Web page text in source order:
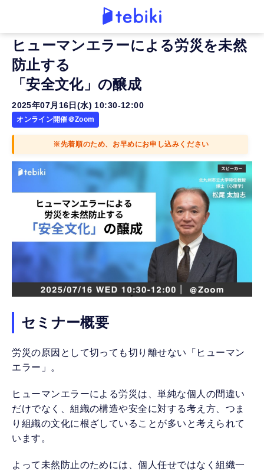
ヒューマンエラーによる労災を未然
防止する
「安全文化」の醸成
2025年07月16日(水) 10:30-12:00
オンライン開催＠Zoom
※先着順のため、お早めにお申し込みください
セミナー概要
労災の原因として切っても切り離せない「ヒューマン
エラー」。
ヒューマンエラーによる労災は、単純な個人の間違い
だけでなく、組織の構造や安全に対する考え方、つま
り組織の文化に根ざしていることが多いと考えられて
います。
よって未然防止のためには、個人任せではなく組織一